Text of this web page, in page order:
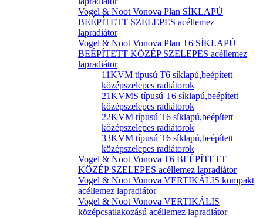
Vogel & Noot Vonova Plan SÍKLAPÚ
BEÉPÍTETT SZELEPES acéllemez
lapradiátor
Vogel & Noot Vonova Plan T6 SÍKLAPÚ
BEÉPÍTETT KÖZÉP SZELEPES acéllemez
lapradiátor
11KVM típusú T6 síklapú,beépített
középszelepes radiátorok
21KVMS típusú T6 síklapú,beépített
középszelepes radiátorok
22KVM típusú T6 síklapú,beépített
középszelepes radiátorok
33KVM típusú T6 síklapú,beépített
középszelepes radiátorok
Vogel & Noot Vonova T6 BEÉPÍTETT
KÖZÉP SZELEPES acéllemez lapradiátor
Vogel & Noot Vonova VERTIKÁLIS kompakt
acéllemez lapradiátor
Vogel & Noot Vonova VERTIKÁLIS
középcsatlakozású acéllemez lapradiátor